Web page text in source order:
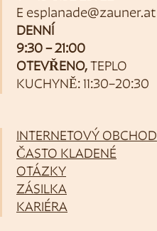
E esplanade@zauner.at
DENNÍ
9:30 – 21:00
OTEVŘENO, TEPLO
KUCHYNĚ: 11:30–20:30
INTERNETOVÝ OBCHOD
ČASTO KLADENÉ
OTÁZKY
ZÁSILKA
KARIÉRA